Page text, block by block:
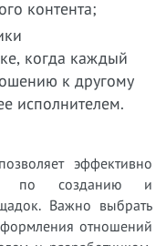
контента;
когда каждый
к другому
исполнителем.
эффективно
по созданию и
Важно выбрать
отношений